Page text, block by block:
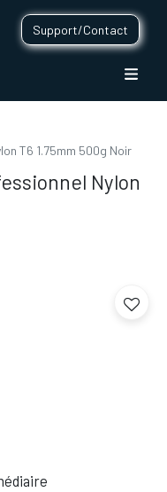
Support/Contact
T6 1.75mm 500g Noir
Nylon